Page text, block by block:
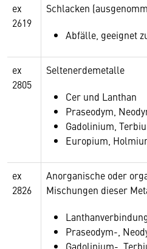
ex
2619
Schlacken
Abfälle, geeignet
ex
2805
Seltenerdemetalle
Cer und Lanthan
Praseodym,
Gadolinium,
Europium,
ex
2826
Anorganische oder
Mischungen dieser
Praseodym-,
Gadolinium-,